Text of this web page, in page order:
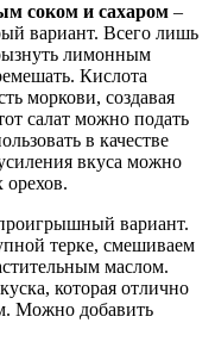
соком и сахаром –
вариант. Всего лишь
лимонным
Кислота
моркови, создавая
салат можно подать
в качестве
вкуса можно
вариант.
терке, смешиваем
маслом.
которая отлично
Можно добавить